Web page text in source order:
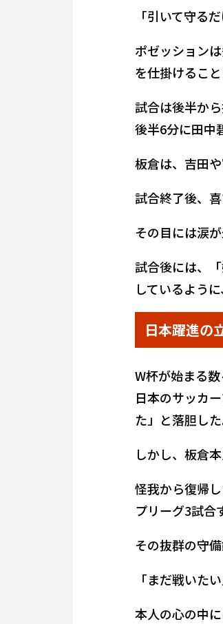
「引いて守る
ポゼッション
を仕掛けるこ
試合は後半か
後半6分に田中
板倉は、吉田
試合終了後、
その目には涙
試合後には、
しているよう
日本躍進の
W杯が始まる
日本のサッカ
た」と落胆した
しかし、板倉
怪我から復帰
プリーグ3試合
その抜群の守
「まだ戦いたい
本人の心の中